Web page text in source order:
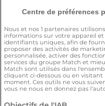
Centre de préférences
Nous et nos 1 partenaires
informations sur votre appareil
identifiants uniques, afin de
proposer des activités de
personnalisée, activer des
services du groupe Match et
Match sont utilisés dans
cliquant ci-dessous ou en
moment. Ces outils ne vous
vous ne nous en donnez pas